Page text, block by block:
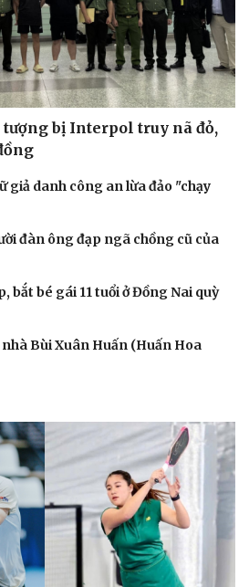
bị Interpol truy nã đỏ,
giả danh công an lừa đảo "chạy
đàn ông đạp ngã chồng cũ của
bắt bé gái 11 tuổi ở Đồng Nai quỳ
Bùi Xuân Huấn (Huấn Hoa